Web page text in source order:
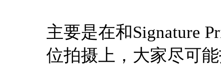
主要是在和Signature
位拍摄上，大家尽可